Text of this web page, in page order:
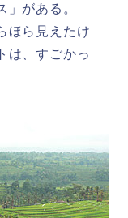
がある。
ほら見えたけ
は、すごかっ